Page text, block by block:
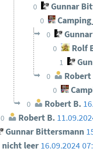
0 Gunnar
0
0
0 Rolf
1
0 Robert
0
0 Robert B.
0 Robert B.
Gunnar Bittersmann
nicht leer 16.09.2024